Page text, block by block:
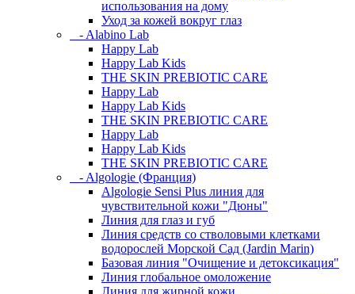
использования на дому
Уход за кожей вокруг глаз
- Alabino Lab
Happy Lab
Happy Lab Kids
THE SKIN PREBIOTIC CARE
Happy Lab
Happy Lab Kids
THE SKIN PREBIOTIC CARE
Happy Lab
Happy Lab Kids
THE SKIN PREBIOTIC CARE
- Algologie (Франция)
Algologie Sensi Plus линия для
чувcтвительной кожи "Дюны"
Линия для глаз и губ
Линия средств со стволовыми клетками
водорослей Морской Сад (Jardin Marin)
Базовая линия "Очищение и детоксикация"
Линия глобальное омоложение
Линия для жирной кожи